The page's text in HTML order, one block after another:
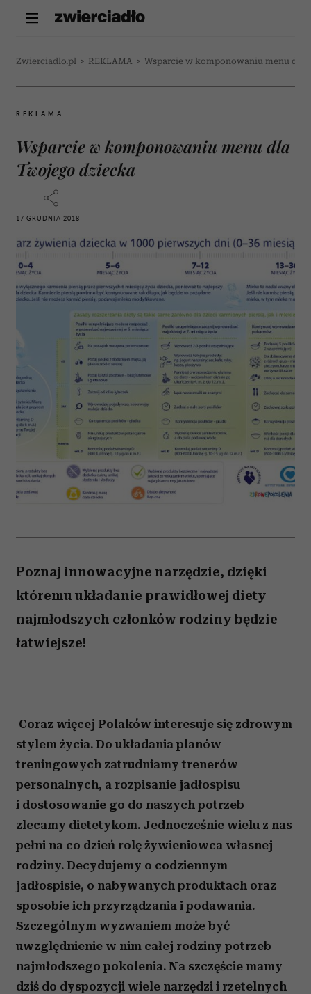
Zwierciadlo.pl > REKLAMA > Wsparcie w komponowaniu menu dla
REKLAMA
Wsparcie w komponowaniu menu dla
Twojego dziecka
17 GRUDNIA 2018
Poznaj innowacyjne narzędzie, dzięki
któremu układanie prawidłowej diety
najmłodszych członków rodziny będzie
łatwiejsze!
Coraz więcej Polaków interesuje się zdrowym
stylem życia. Do układania planów
treningowych zatrudniamy trenerów
personalnych, a rozpisanie jadłospisu
i dostosowanie go do naszych potrzeb
zlecamy dietetykom. Jednocześnie wielu z nas
pełni na co dzień rolę żywieniowca własnej
rodziny. Decydujemy o codziennym
jadłospisie, o nabywanych produktach oraz
sposobie ich przyrządzania i podawania.
Szczególnym wyzwaniem może być
uwzględnienie w nim całej rodziny potrzeb
najmłodszego pokolenia. Na szczęście mamy
dziś do dyspozycji wiele narzędzi i rzetelnych